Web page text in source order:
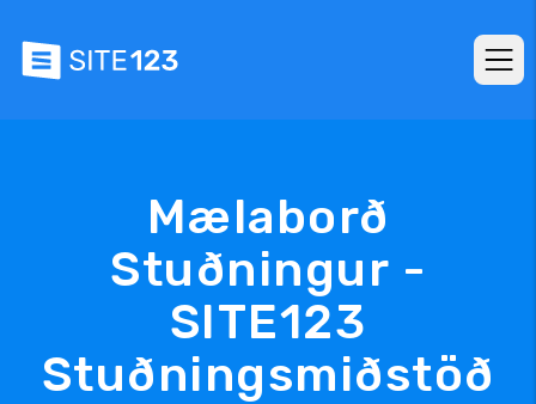
Mælaborð
Stuðningur -
SITE123
Stuðningsmiðstöð